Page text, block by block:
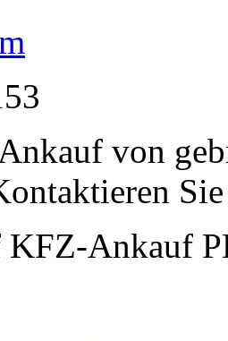
von
KFZ-Ankauf